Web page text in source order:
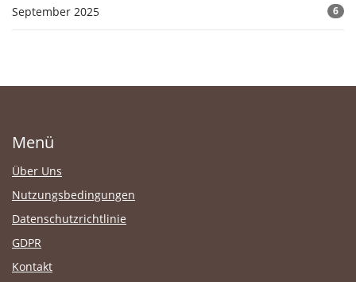
September 2025 6
Menü
Über Uns
Nutzungsbedingungen
Datenschutzrichtlinie
GDPR
Kontakt